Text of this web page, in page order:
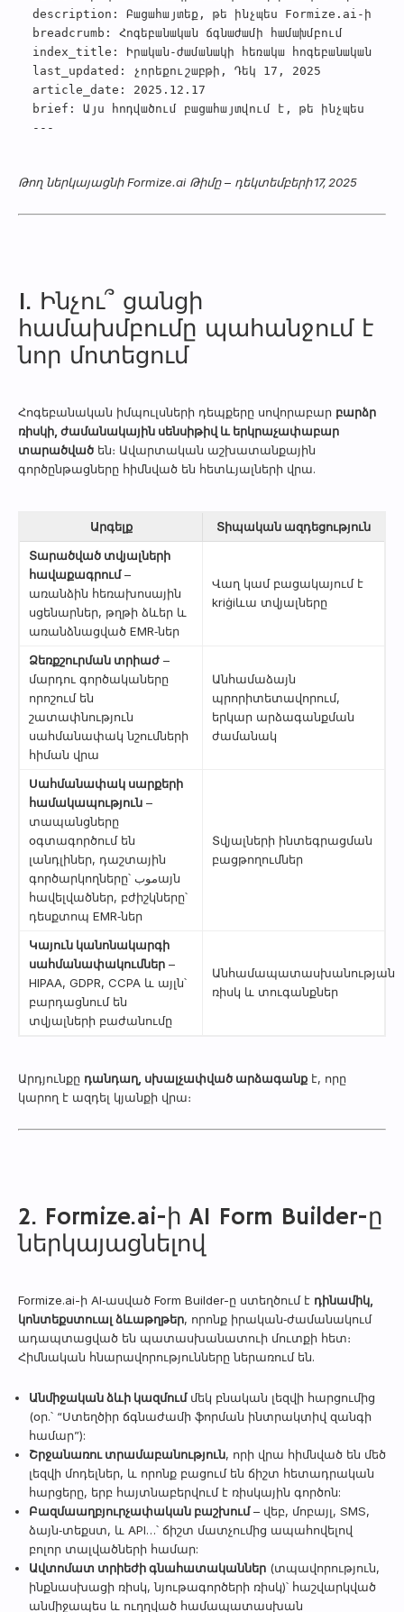
description :
Բացահայտեք, թե ինչպես Formize.ai-ի AI
breadcrumb :
Հոգեբանական ճգնաժամի համախմբում
index_title :
Իրական‑ժամանակի հեռակա հոգեբանական
last_updated :
չորեքուշաբթի, Դեկ 17, 2025
article_date :
2025.12.17
brief :
Այս հոդվածում բացահայտվում է, թե ինչպես
---
Թող ներկայացնիFormize.aiԹիմը– դեկտեմբերի 17, 2025
1. Ինչու՞ ցանցի
համախմբումը պահանջում է
նոր մոտեցում
Հոգեբանական իմպուլսների դեպքերը սովորաբար բարձր
ռիսկի, ժամանակային սենսիթիվ և երկրաչափաբար
տարածված են։ Ավարտական աշխատանքային
գործընթացները հիմնված են հետևյալների վրա.
Արգելք
Տիպական ազդեցություն
Տարածված տվյալների
հավաքագրում–
առանձին հեռախոսային
սցենարներ, թղթի ձևեր և
առանձնացված EMR‑ներ
Վաղ կամ բացակայում է
kriġiևա տվյալները
Ձեռքշուրման տրիաժ –
մարդու գործակա­ները
որոշում են
շատափնություն
սահմանափակ նշումների
հիման վրա
Անհամաձայն
պրորիտետավորում,
երկար արձագանքման
ժամանակ
Սահմանափակ սարքերի
համակապություն –
տապանցները
օգտագործում են
լանդլիներ, դաշտային
գործարկողները՝ موبայն
հավելվածներ, բժիշկները՝
դեսքտոպ EMR‑ներ
Տվյալների ինտեգրացման
բացթողումներ
Կայուն կանոնակարգի
սահմանափակումներ –
HIPAA, GDPR, CCPA և այլն՝
բարդացնում են
տվյալների բաժանումը
Անհամապատասխանության
ռիսկ և տուգանքներ
Արդյունքը դանդաղ, սխալչափված արձագանք է, որը
կարող է ազդել կյանքի վրա։
2. Formize.ai-ի AI Form Builder-ը
ներկայացնելով
Formize.ai-ի AI‑ասված Form Builder-ը ստեղծում է դինամիկ,
կոնտեքստուալ ձևաթղթեր, որոնք իրական‑ժամանակում
ադապտացված են պատասխանատուի մուտքի հետ։
Հիմնական հնարավորությունները ներառում են.
Անմիջական ձևի կազմումմեկ բնական լեզվի հարցումից
(օր.՝ “Ստեղծիր ճգնաժամի ֆորման ինտրակտիվ զանգի
համար”):
Շրջանառու տրամաբանություն, որի վրա հիմնված են մեծ
լեզվի մոդելներ, և որոնք բացում են ճիշտ հետադրական
հարցերը, երբ հայտնաբերվում է ռիսկային գործոն:
Բազմա­աղբյուրչափական բաշխում– վեբ, մոբայլ, SMS,
ձայն‑տեքստ, և API…՝ ճիշտ մատչումից ապահովելով
բոլոր տալվածների համար:
Ավտոմատ տրիեժի գնահատականներ (տպավորություն,
ինքնասխացի ռիսկ, նյութագործերի ռիսկ)՝ հաշվարկված
անմիջապես և ուղղված համապատասխան